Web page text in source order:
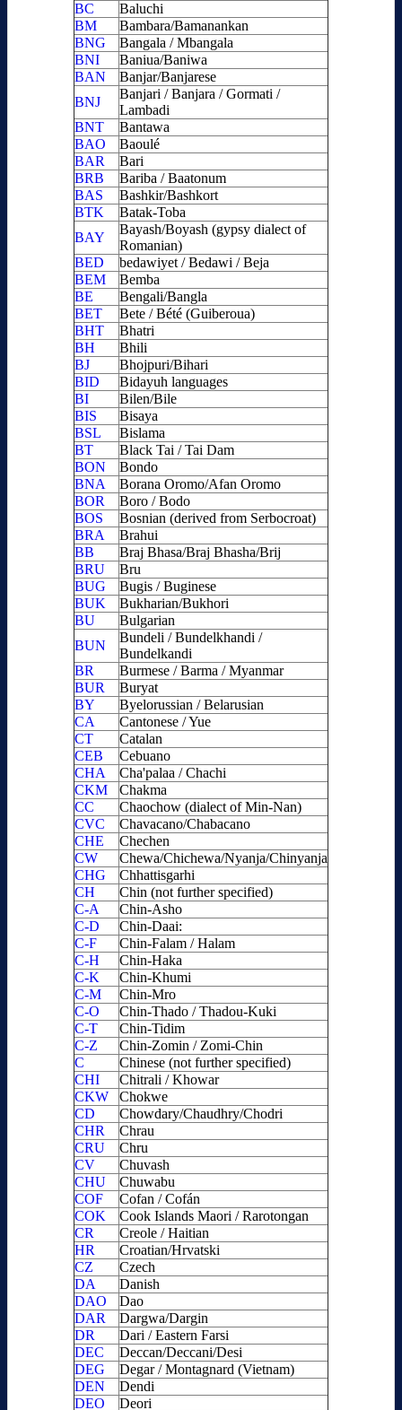
BC
Baluchi
BM
Bambara/Bamanankan
BNG
Bangala / Mbangala
BNI
Baniua/Baniwa
BAN
Banjar/Banjarese
BNJ
Banjari / Banjara / Gormati /
Lambadi
BNT
Bantawa
BAO
Baoulé
BAR
Bari
BRB
Bariba / Baatonum
BAS
Bashkir/Bashkort
BTK
Batak-Toba
BAY
Bayash/Boyash (gypsy dialect of
Romanian)
BED
bedawiyet / Bedawi / Beja
BEM
Bemba
BE
Bengali/Bangla
BET
Bete / Bété (Guiberoua)
BHT
Bhatri
BH
Bhili
BJ
Bhojpuri/Bihari
BID
Bidayuh languages
BI
Bilen/Bile
BIS
Bisaya
BSL
Bislama
BT
Black Tai / Tai Dam
BON
Bondo
BNA
Borana Oromo/Afan Oromo
BOR
Boro / Bodo
BOS
Bosnian (derived from Serbocroat)
BRA
Brahui
BB
Braj Bhasa/Braj Bhasha/Brij
BRU
Bru
BUG
Bugis / Buginese
BUK
Bukharian/Bukhori
BU
Bulgarian
BUN
Bundeli / Bundelkhandi /
Bundelkandi
BR
Burmese / Barma / Myanmar
BUR
Buryat
BY
Byelorussian / Belarusian
CA
Cantonese / Yue
CT
Catalan
CEB
Cebuano
CHA
Cha'palaa / Chachi
CKM
Chakma
CC
Chaochow (dialect of Min-Nan)
CVC
Chavacano/Chabacano
CHE
Chechen
CW
Chewa/Chichewa/Nyanja/Chinyanja
CHG
Chhattisgarhi
CH
Chin (not further specified)
C-A
Chin-Asho
C-D
Chin-Daai:
C-F
Chin-Falam / Halam
C-H
Chin-Haka
C-K
Chin-Khumi
C-M
Chin-Mro
C-O
Chin-Thado / Thadou-Kuki
C-T
Chin-Tidim
C-Z
Chin-Zomin / Zomi-Chin
C
Chinese (not further specified)
CHI
Chitrali / Khowar
CKW
Chokwe
CD
Chowdary/Chaudhry/Chodri
CHR
Chrau
CRU
Chru
CV
Chuvash
CHU
Chuwabu
COF
Cofan / Cofán
COK
Cook Islands Maori / Rarotongan
CR
Creole / Haitian
HR
Croatian/Hrvatski
CZ
Czech
DA
Danish
DAO
Dao
DAR
Dargwa/Dargin
DR
Dari / Eastern Farsi
DEC
Deccan/Deccani/Desi
DEG
Degar / Montagnard (Vietnam)
DEN
Dendi
DEO
Deori